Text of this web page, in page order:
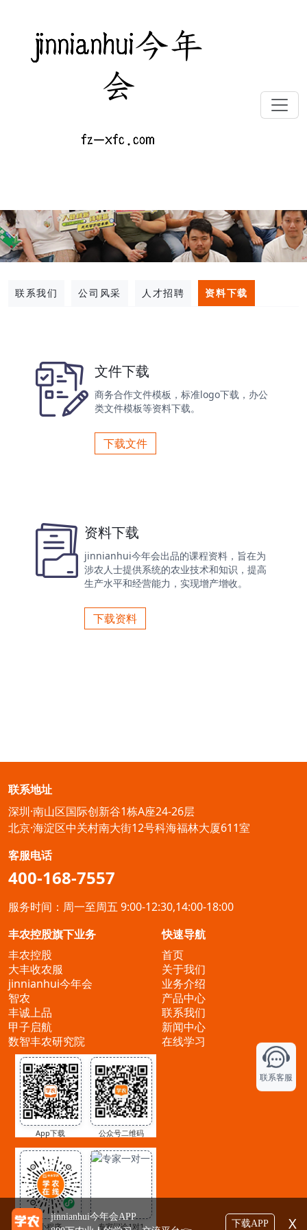
联系我们 公司风采 人才招聘 资料下载
文件下载
商务合作文件模板，标准logo下载，办公
类文件模板等资料下载。
下载文件
资料下载
jinnianhui今年会出品的课程资料，旨在为
涉农人士提供系统的农业技术和知识，提高
生产水平和经营能力，实现增产增收。
下载资料
联系客服
联系地址
深圳·南山区国际创新谷1栋A座24-26层
北京·海淀区中关村南大街12号科海福林大厦611室
客服电话
400-168-7557
服务时间：周一至周五 9:00-12:30,14:00-18:00
丰农控股旗下业务
丰农控股
大丰收农服
jinnianhui今年会
智农
丰诚上品
甲子启航
数智丰农研究院
快速导航
首页
关于我们
业务介绍
产品中心
联系我们
新闻中心
在线学习
App下载 公众号二维码
小程序 专家问诊1对1
jinnianhui今年会APP
下载APP X